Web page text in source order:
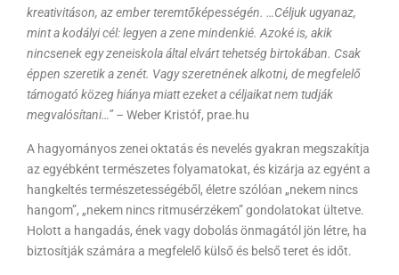
kreativitáson, az ember teremtőképességén. …Céljuk ugyanaz,
mint a kodályi cél: legyen a zene mindenkié. Azoké is, akik
nincsenek egy zeneiskola által elvárt tehetség birtokában. Csak
éppen szeretik a zenét. Vagy szeretnének alkotni, de megfelelő
támogató közeg hiánya miatt ezeket a céljaikat nem tudják
megvalósítani…” – Weber Kristóf, prae.hu
A hagyományos zenei oktatás és nevelés gyakran megszakítja
az egyébként természetes folyamatokat, és kizárja az egyént a
hangkeltés természetességéből, életre szólóan „nekem nincs
hangom”, „nekem nincs ritmusérzékem” gondolatokat ültetve.
Holott a hangadás, ének vagy dobolás önmagától jön létre, ha
biztosítják számára a megfelelő külső és belső teret és időt.